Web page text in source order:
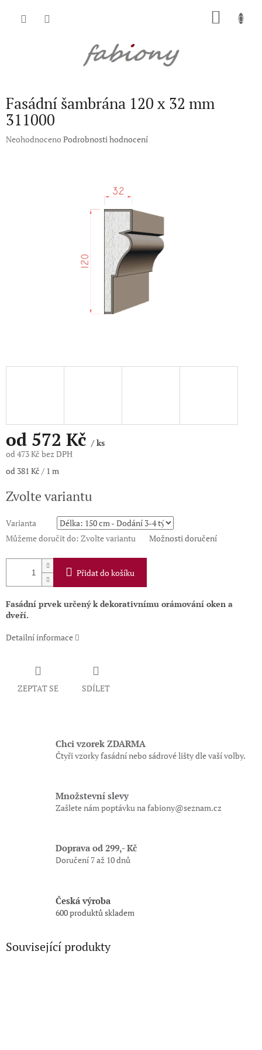
Fasádní šambrána 120 x 32 mm
311000
Průměrné
Neohodnoceno Podrobnosti hodnocení
od 572 Kč / ks
od473 Kč bez DPH
Měrná
od 381 Kč / 1 m
Zvolte variantu
Varianta
Můžeme doručit do: Zvolte variantu Možnosti doručení
Přidat do košíku
Fasádní prvek určený k dekorativnímu orámování oken a
dveří.
Detailní informace
ZEPTAT SE SDÍLET
Chci vzorek ZDARMA
Čtyři vzorky fasádní nebo sádrové lišty dle vaší volby.
Množstevní slevy
Zašlete nám poptávku na fabiony@seznam.cz
Doprava od 299,- Kč
Doručení 7 až 10 dnů
Česká výroba
600 produktů skladem
Související produkty